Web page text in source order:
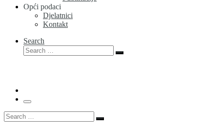
Opći podaci
Djelatnici
Kontakt
Search
Search
Search
Menu
Search
Search